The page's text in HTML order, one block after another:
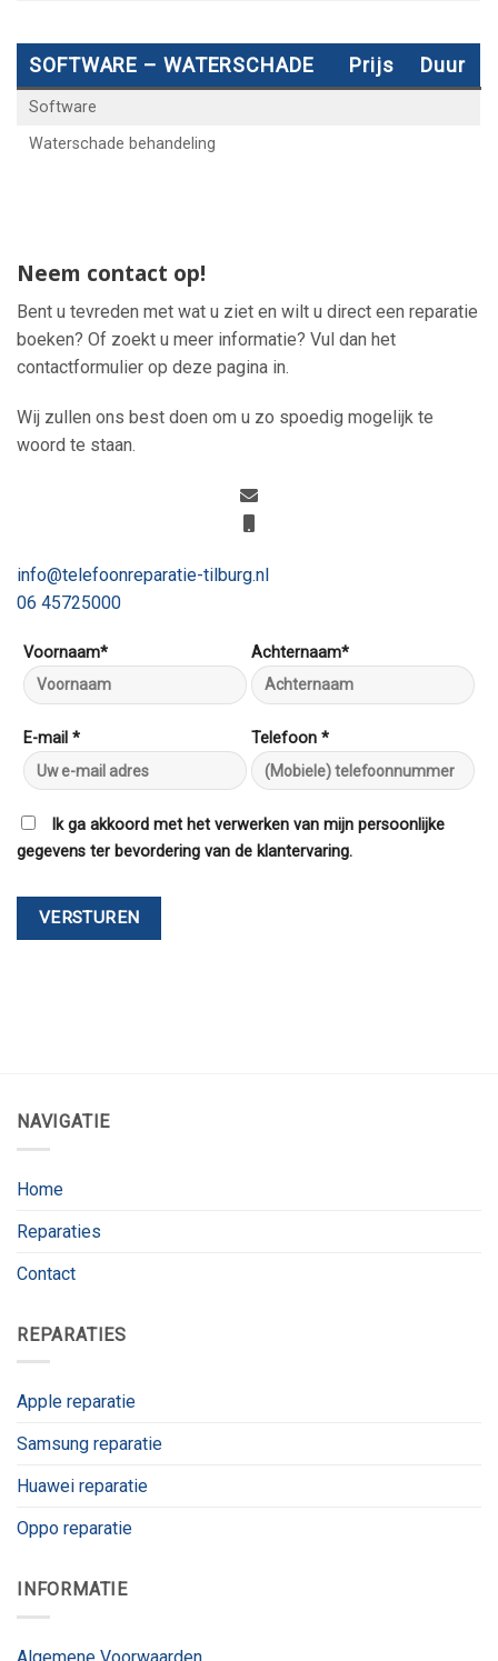
SOFTWARE – WATERSCHADE Prijs Duur
Software
Waterschade behandeling
Neem contact op!
Bent u tevreden met wat u ziet en wilt u direct een reparatie
boeken? Of zoekt u meer informatie? Vul dan het
contactformulier op deze pagina in.
Wij zullen ons best doen om u zo spoedig mogelijk te
woord te staan.
info@telefoonreparatie-tilburg.nl
06 45725000
Voornaam* Achternaam*
E-mail * Telefoon *
Ik ga akkoord met het verwerken van mijn persoonlijke
gegevens ter bevordering van de klantervaring.
NAVIGATIE
Home
Reparaties
Contact
REPARATIES
Apple reparatie
Samsung reparatie
Huawei reparatie
Oppo reparatie
INFORMATIE